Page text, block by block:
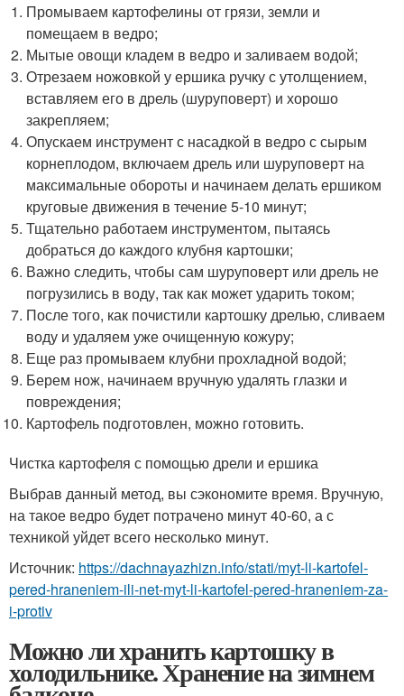
Промываем картофелины от грязи, земли и
помещаем в ведро;
Мытые овощи кладем в ведро и заливаем водой;
Отрезаем ножовкой у ершика ручку с утолщением,
вставляем его в дрель (шуруповерт) и хорошо
закрепляем;
Опускаем инструмент с насадкой в ведро с сырым
корнеплодом, включаем дрель или шуруповерт на
максимальные обороты и начинаем делать ершиком
круговые движения в течение 5-10 минут;
Тщательно работаем инструментом, пытаясь
добраться до каждого клубня картошки;
Важно следить, чтобы сам шуруповерт или дрель не
погрузились в воду, так как может ударить током;
После того, как почистили картошку дрелью, сливаем
воду и удаляем уже очищенную кожуру;
Еще раз промываем клубни прохладной водой;
Берем нож, начинаем вручную удалять глазки и
повреждения;
Картофель подготовлен, можно готовить.
Чистка картофеля с помощью дрели и ершика
Выбрав данный метод, вы сэкономите время. Вручную,
на такое ведро будет потрачено минут 40-60, а с
техникой уйдет всего несколько минут.
Источник: https://dachnayazhizn.info/stati/myt-li-kartofel-
pered-hraneniem-ili-net-myt-li-kartofel-pered-hraneniem-za-
i-protiv
Можно ли хранить картошку в
холодильнике. Хранение на зимнем